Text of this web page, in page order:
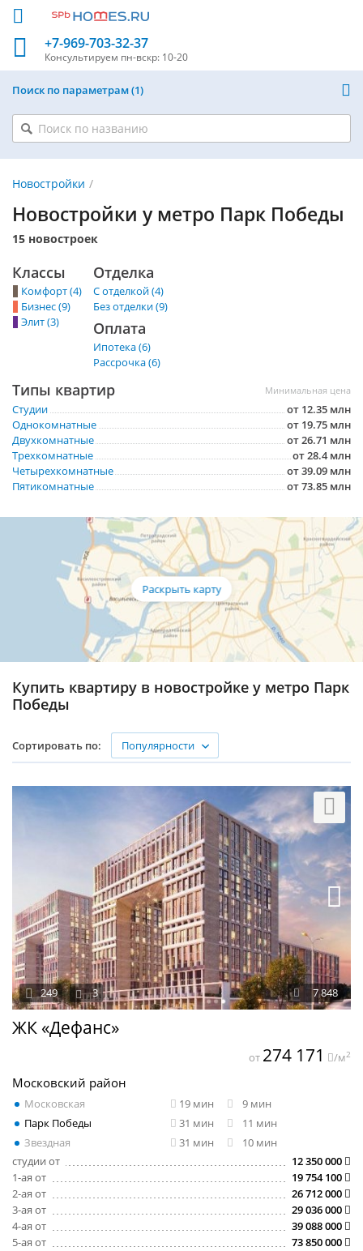
+7-969-703-32-37
Консультируем пн-вскр: 10-20
Поиск по параметрам 1
Новостройки
Новостройки у метро Парк Победы
15 новостроек
Классы
Комфорт (4)
Бизнес (9)
Элит (3)
Отделка
С отделкой (4)
Без отделки (9)
Оплата
Ипотека (6)
Рассрочка (6)
Минимальная цена
Типы квартир
Студии
от 12.35 млн
Однокомнатные
от 19.75 млн
Двухкомнатные
от 26.71 млн
Трехкомнатные
от 28.4 млн
Четырехкомнатные
от 39.09 млн
Пятикомнатные
от 73.85 млн
Купить квартиру в новостройке у метро Парк
Победы
Сортировать по: Популярности
ЖК «Дефанс»
7 848
249 3
Московский район
Московская 19 мин
9 мин
Парк Победы
31 мин
11 мин
Звездная
31 мин
10 мин
студии от
12 350 000
1-ая от
19 754 100
2-ая от
26 712 000
3-ая от
29 036 000
4-ая от
39 088 000
5-ая от
73 850 000
от 274 171 /м2